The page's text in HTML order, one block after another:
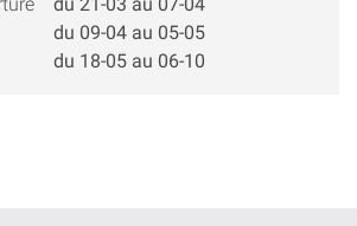
du 09-04 au 05-05
du 18-05 au 06-10